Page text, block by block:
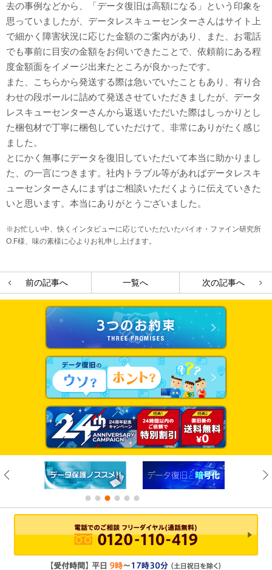
去の事例などから、「データ復旧は高額になる」という印象を
思っていましたが、データレスキューセンターさんはサイト上
で細かく障害状況に応じた金額のご案内があり、また、お電話
でも事前に目安の金額をお伺いできたことで、依頼前にある程
度金額面をイメージ出来たところが良かったです。
また、こちらから発送する際は急いでいたこともあり、有り合
わせの段ボールに詰めて発送させていただきましたが、データ
レスキューセンターさんから返送いただいた際はしっかりとし
た梱包材で丁寧に梱包していただけて、非常にありがたく感じ
ました。
とにかく無事にデータを復旧していただいて本当に助かりまし
た、の一言につきます。社内トラブル等があればデータレスキ
ューセンターさんにまずはご相談いただくように伝えていきた
いと思います。本当にありがとうございました。
※お忙しい中、快くインタビューに応じていただいたバイオ・ファイン研究所
O.F様、味の素様に心よりお礼申し上げます。
前の記事へ 一覧へ 次の記事へ